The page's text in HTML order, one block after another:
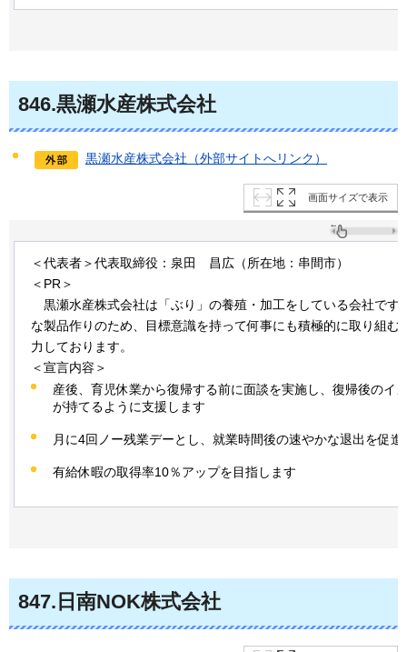
846.黒瀬水産株式会社
黒瀬水産株式会社（外部サイトへリンク）
画面サイズで表示
＜代表者＞代表取締役：泉田 昌広（所在地：串間市）
＜PR＞
黒瀬水産株式会社は「ぶり」の養殖・加工をしている会社です
な製品作りのため、目標意識を持って何事にも積極的に取り組む
力しております。
＜宣言内容＞
産後、育児休業から復帰する前に面談を実施し、復帰後のイ
が持てるように支援します
月に4回ノー残業デーとし、就業時間後の速やかな退出を促進
有給休暇の取得率10％アップを目指します
847.日南NOK株式会社